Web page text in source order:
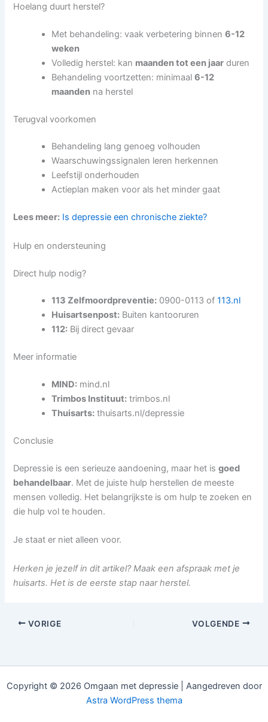
Hoelang duurt herstel?
Met behandeling: vaak verbetering binnen6-12
weken
Volledig herstel: kan maanden tot een jaar duren
Behandeling voortzetten: minimaal6-12
maanden na herstel
Terugval voorkomen
Behandeling lang genoeg volhouden
Waarschuwingssignalen leren herkennen
Leefstijl onderhouden
Actieplan maken voor als het minder gaat
Lees meer: Is depressie een chronische ziekte?
Hulp en ondersteuning
Direct hulp nodig?
113 Zelfmoordpreventie: 0900-0113 of113.nl
Huisartsenpost: Buiten kantooruren
112: Bij direct gevaar
Meer informatie
MIND: mind.nl
Trimbos Instituut: trimbos.nl
Thuisarts: thuisarts.nl/depressie
Conclusie
Depressie is een serieuze aandoening, maar het isgoed
behandelbaar. Met de juiste hulp herstellen de meeste
mensen volledig. Het belangrijkste is om hulp te zoeken en
die hulp vol te houden.
Je staat er niet alleen voor.
Herken je jezelf in dit artikel? Maak een afspraak met je
huisarts. Het is de eerste stap naar herstel.
VORIGE VOLGENDE
Copyright © 2026 Omgaan met depressie | Aangedreven door
Astra WordPress thema